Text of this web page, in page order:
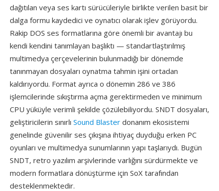
dağıtılan veya ses kartı sürücüleriyle birlikte verilen basit bir
dalga formu kaydedici ve oynatıcı olarak işlev görüyordu.
Rakip DOS ses formatlarına göre önemli bir avantajı bu
kendi kendini tanımlayan başlıktı — standartlaştırılmış
multimedya çerçevelerinin bulunmadığı bir dönemde
tanınmayan dosyaları oynatma tahmin işini ortadan
kaldırıyordu. Format ayrıca o dönemin 286 ve 386
işlemcilerinde sıkıştırma açma gerektirmeden ve minimum
CPU yüküyle verimli şekilde çözülebiliyordu. SNDT dosyaları,
geliştiricilerin sınırlı Sound Blaster donanım ekosistemi
genelinde güvenilir ses çıkışına ihtiyaç duyduğu erken PC
oyunları ve multimedya sunumlarının yapı taşlarıydı. Bugün
SNDT, retro yazılım arşivlerinde varlığını sürdürmekte ve
modern formatlara dönüştürme için SoX tarafından
desteklenmektedir.